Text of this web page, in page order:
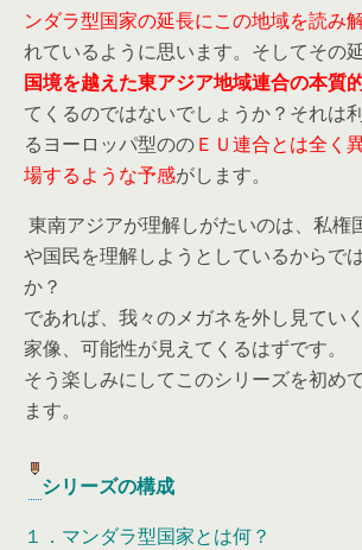
ンダラ型国家の延長にこの地域を読み
れているように思います。そしてその
国境を越えた東アジア地域連合の本質
てくるのではないでしょうか？それは
るヨーロッパ型ののＥＵ連合とは全く
場するような予感がします。
東南アジアが理解しがたいのは、私権
や国民を理解しようとしているからで
か？
であれば、我々のメガネを外し見てい
家像、可能性が見えてくるはずです。
そう楽しみにしてこのシリーズを初め
ます。
シリーズの構成
１．マンダラ型国家とは何？